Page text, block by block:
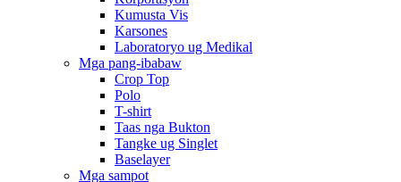
Kumusta Vis
Karsones
Laboratoryo ug Medikal
Mga pang-ibabaw
Crop Top
Polo
T-shirt
Taas nga Bukton
Tangke ug Singlet
Baselayer
Mga sampot